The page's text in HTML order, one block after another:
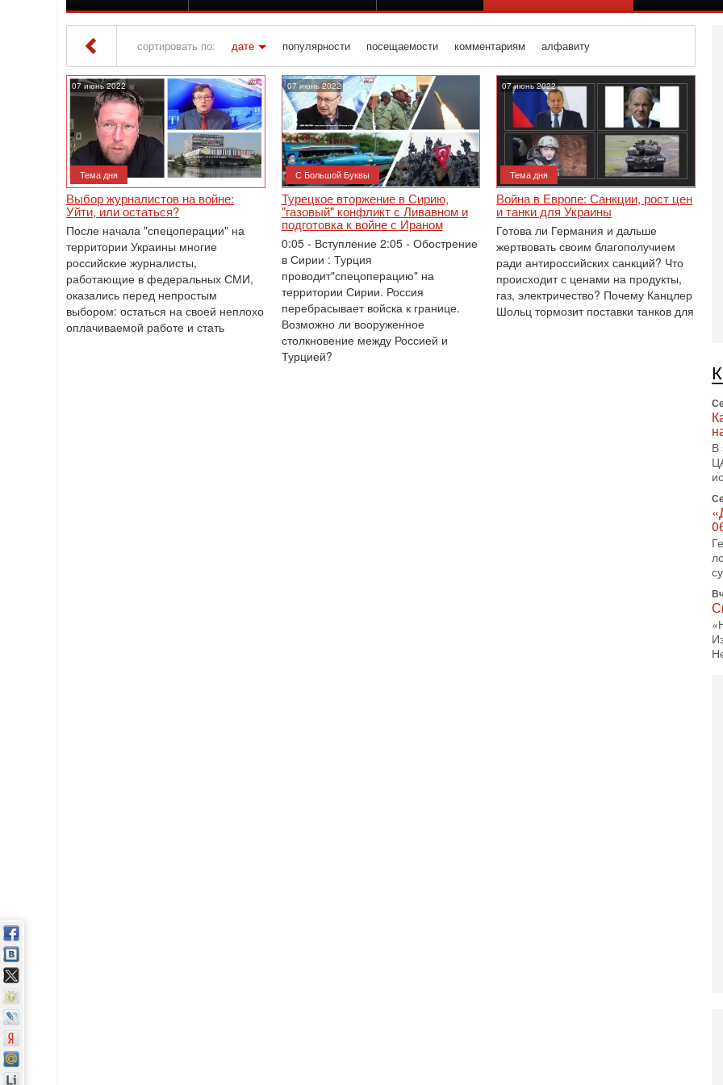
сортировать по: дате популярности посещаемости комментариям алфавиту
» Материалы за 07.06.2022
07 июнь 2022
Тема дня
Выбор журналистов на войне:
Уйти, или остаться?
После начала "спецоперации" на
территории Украины многие
российские журналисты,
работающие в федеральных СМИ,
оказались перед непростым
выбором: остаться на своей неплохо
оплачиваемой работе и стать
07 июнь 2022
С Большой Буквы
Турецкое вторжение в Сирию,
"газовый" конфликт с Ливавном и
подготовка к войне с Ираном
0:05 - Вступление 2:05 - Обострение
в Сирии : Турция
проводит"спецоперацию" на
территории Сирии. Россия
перебрасывает войска к границе.
Возможно ли вооруженное
столкновение между Россией и
Турцией?
07 июнь 2022
Тема дня
Война в Европе: Санкции, рост цен
и танки для Украины
Готова ли Германия и дальше
жертвовать своим благополучием
ради антироссийских санкций? Что
происходит с ценами на продукты,
газ, электричество? Почему Канцлер
Шольц тормозит поставки танков для
В